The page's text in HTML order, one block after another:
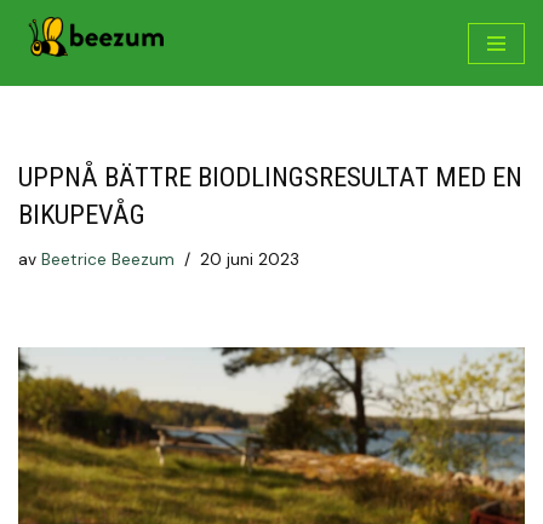
UPPNÅ BÄTTRE BIODLINGSRESULTAT MED EN
BIKUPEVÅG
av Beetrice Beezum 20 juni 2023